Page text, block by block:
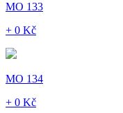
MO 133
+ 0 Kč
MO 134
+ 0 Kč